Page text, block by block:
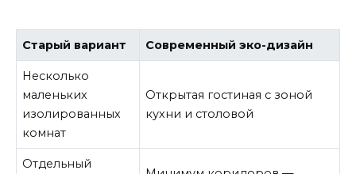
Старый вариант Современный эко-дизайн
Несколько
маленьких
изолированных
комнат
Открытая гостиная с зоной
кухни и столовой
Отдельный